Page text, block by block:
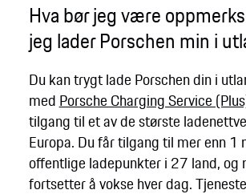
Hva bør jeg være
jeg lader Porschen min i
Du kan trygt lade Porschen din i
med Porsche Charging Service
tilgang til et av de største
Europa. Du får tilgang til mer enn 1
offentlige ladepunkter i 27 land, og
fortsetter å vokse hver dag.